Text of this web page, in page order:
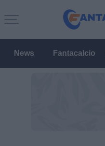
News Fantacalcio